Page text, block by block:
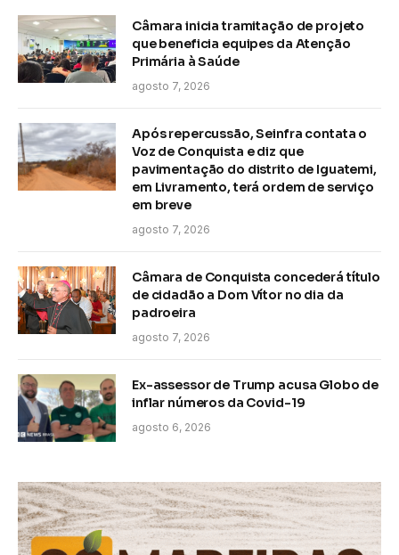
Câmara inicia tramitação de projeto
que beneficia equipes da Atenção
Primária à Saúde
agosto 7, 2026
Após repercussão, Seinfra contata o
Voz de Conquista e diz que
pavimentação do distrito de Iguatemi,
em Livramento, terá ordem de serviço
em breve
agosto 7, 2026
Câmara de Conquista concederá título
de cidadão a Dom Vítor no dia da
padroeira
agosto 7, 2026
Ex-assessor de Trump acusa Globo de
inflar números da Covid-19
agosto 6, 2026